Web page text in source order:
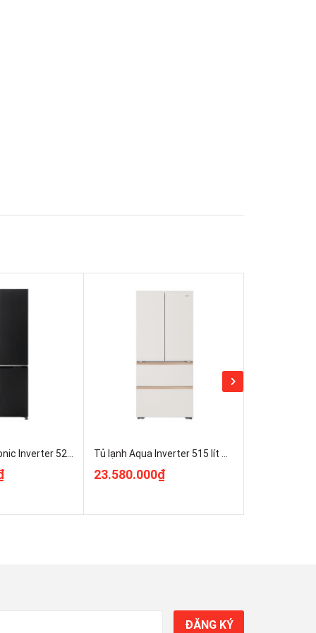
Tủ lạnh Panasonic Inverter 525 lít Multi Door NR-XZ590CWKV Giá Rẻ Nhất Tủ lạnh Aqua Inverter 515 lít Multi Door AQR-MA590XA(MC)U1
23.580.000₫
ĐĂNG KÝ